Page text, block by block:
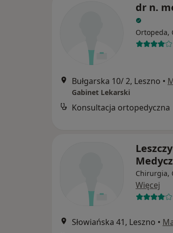
dr n.
Ortopeda,
Bułgarska 10/ 2, Leszno •
Gabinet Lekarski
Konsultacja ortopedyczna
Chirurgia,
Więcej
Słowiańska 41, Leszno •